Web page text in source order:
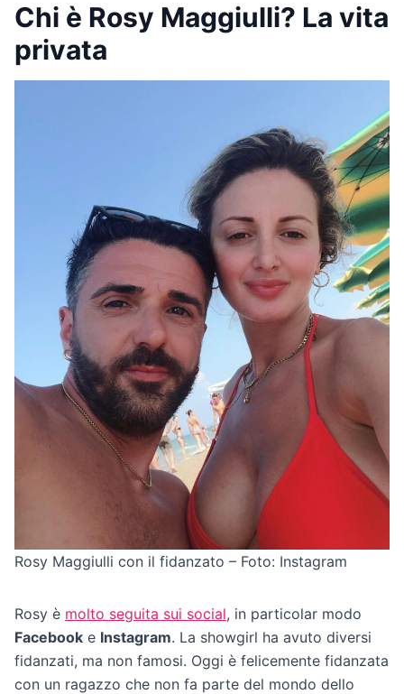
Chi è Rosy Maggiulli? La vita
privata
Rosy Maggiulli con il fidanzato – Foto: Instagram
Rosy è molto seguita sui social, in particolar modo
Facebook e Instagram. La showgirl ha avuto diversi
fidanzati, ma non famosi. Oggi è felicemente fidanzata
con un ragazzo che non fa parte del mondo dello